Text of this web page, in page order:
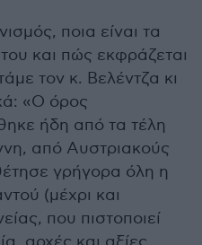
ποια είναι τα
και πώς εκφράζεται
τον κ. Βελέντζα κι
«O όρος
ήδη από τα τέλη
από Αυστριακούς
γρήγορα όλη η
(μέχρι και
που πιστοποιεί